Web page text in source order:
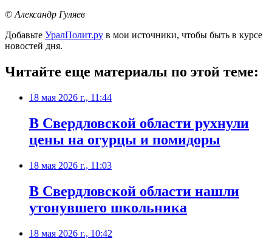
© Александр Гуляев
Добавьте УралПолит.ру в мои источники, чтобы быть в курсе
новостей дня.
Читайте еще материалы по этой теме:
18 мая 2026 г., 11:44
В Свердловской области рухнули
цены на огурцы и помидоры
18 мая 2026 г., 11:03
В Свердловской области нашли
утонувшего школьника
18 мая 2026 г., 10:42